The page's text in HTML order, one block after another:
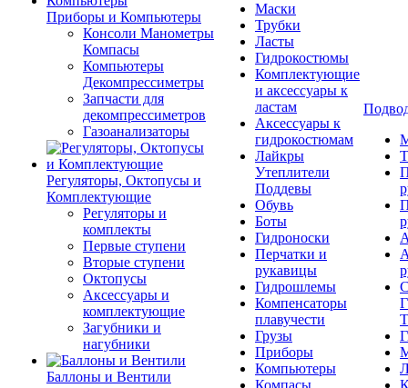
Приборы и Компьютеры
Консоли Манометры
Компасы
Компьютеры
Декомпрессиметры
Запчасти для
декомпрессиметров
Газоанализаторы
Регуляторы, Октопусы и
Комплектующие
Регуляторы и
комплекты
Первые ступени
Вторые ступени
Октопусы
Аксессуары и
комплектующие
Загубники и
нагубники
Баллоны и Вентили
Маски
Трубки
Ласты
Гидрокостюмы
Комплектующие
и аксессуары к
ластам
Аксессуары к
гидрокостюмам
Лайкры
Утеплители
Поддевы
Обувь
Боты
Гидроноски
Перчатки и
рукавицы
Гидрошлемы
Компенсаторы
плавучести
Грузы
Приборы
Компьютеры
Компасы